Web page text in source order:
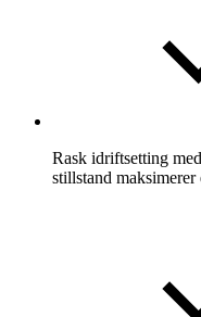
Rask idriftsetting
stillstand